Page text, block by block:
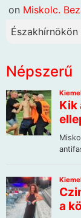
on Miskolc.
Népszerű